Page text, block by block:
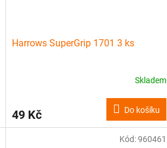
Harrows SuperGrip 1701 3 ks
Skladem
49 Kč Do košíku
Kód:960461